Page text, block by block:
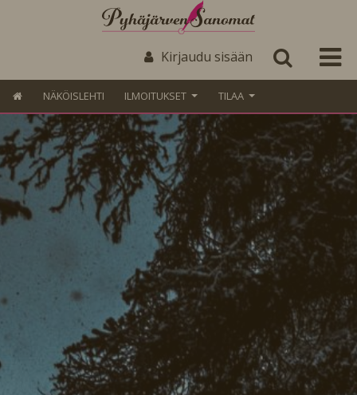
Kirjaudu sisään
NÄKÖISLEHTI ILMOITUKSET TILAA